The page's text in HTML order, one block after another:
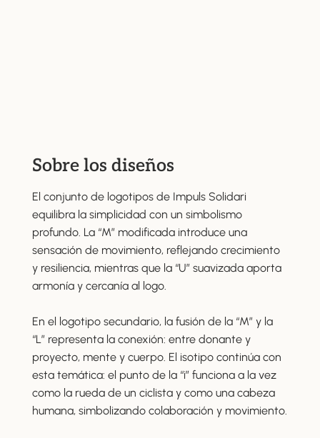
Sobre los diseños
El conjunto de logotipos de Impuls Solidari
equilibra la simplicidad con un simbolismo
profundo. La “M” modificada introduce una
sensación de movimiento, reflejando crecimiento
y resiliencia, mientras que la “U” suavizada aporta
armonía y cercanía al logo.
En el logotipo secundario, la fusión de la “M” y la
“L” representa la conexión: entre donante y
proyecto, mente y cuerpo. El isotipo continúa con
esta temática: el punto de la “i” funciona a la vez
como la rueda de un ciclista y como una cabeza
humana, simbolizando colaboración y movimiento.